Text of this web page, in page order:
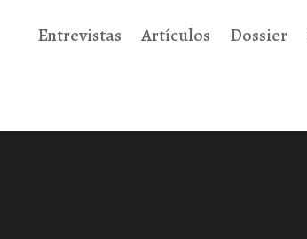
Entrevistas Artículos Dossier